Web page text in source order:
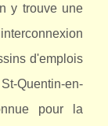
y trouve une
d'emplois
Quentin-en-
pour la